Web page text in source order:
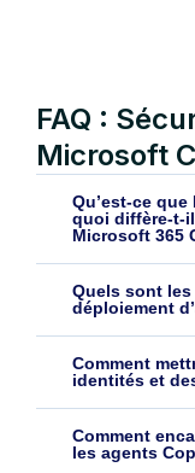
FAQ :
Microsoft
Qu’est-ce
quoi diffère-t-
Microsoft 365
Quels sont
déploiement
Comment
identités et
Comment
les agents